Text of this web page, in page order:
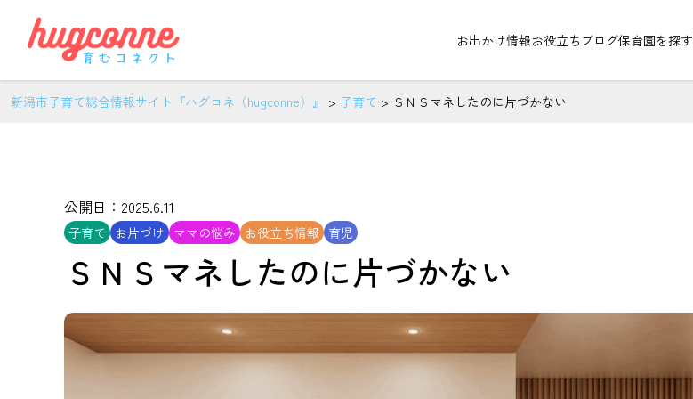
お出かけ情報お役立ちブログ保育園を探す
新潟市子育て総合情報サイト『ハグコネ（hugconne）』 > 子育て > ＳＮＳマネしたのに片づかない
公開日：2025.6.11
子育て お片づけ ママの悩み お役立ち情報 育児
ＳＮＳマネしたのに片づかない